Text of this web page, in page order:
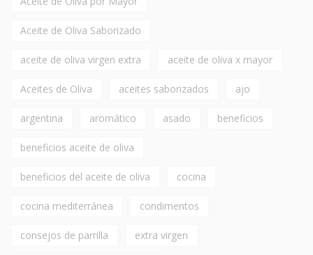
Aceite de Oliva Saborizado
aceite de oliva virgen extra aceite de oliva x mayor
Aceites de Oliva aceites saborizados ajo
argentina aromático asado beneficios
beneficios aceite de oliva
beneficios del aceite de oliva cocina
cocina mediterránea condimentos
consejos de parrilla extra virgen